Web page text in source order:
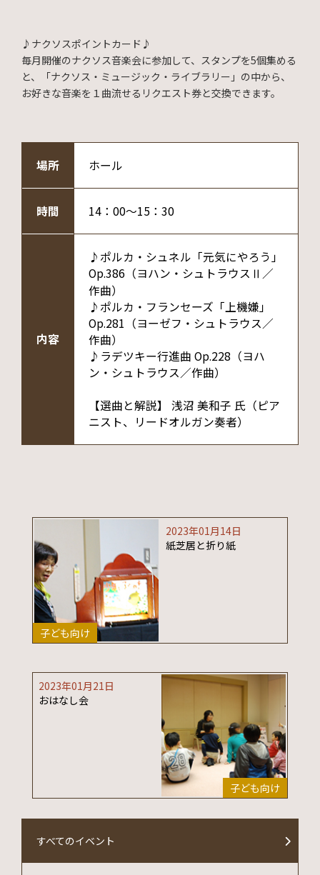
♪ ナクソスポイントカード♪
毎月開催のナクソス音楽会に参加して、スタンプを5個集める
と、「ナクソス・ミュージック・ライブラリー」の中から、
お好きな音楽を１曲流せるリクエスト券と交換できます。
場所 ホール
時間 14：00～15：30
内容
♪ポルカ・シュネル「元気にやろう」
Op.386（ヨハン・シュトラウスⅡ／
作曲）
♪ポルカ・フランセーズ「上機嫌」
Op.281（ヨーゼフ・シュトラウス／
作曲）
♪ラデツキー行進曲 Op.228（ヨハ
ン・シュトラウス／作曲）
【選曲と解説】 浅沼 美和子 氏（ピア
ニスト、リードオルガン奏者）
子ども向け
2023年01月14日
紙芝居と折り紙
子ども向け
2023年01月21日
おはなし会
すべてのイベント